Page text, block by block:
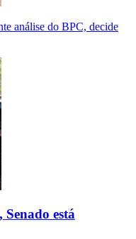
análise do BPC, decide
está